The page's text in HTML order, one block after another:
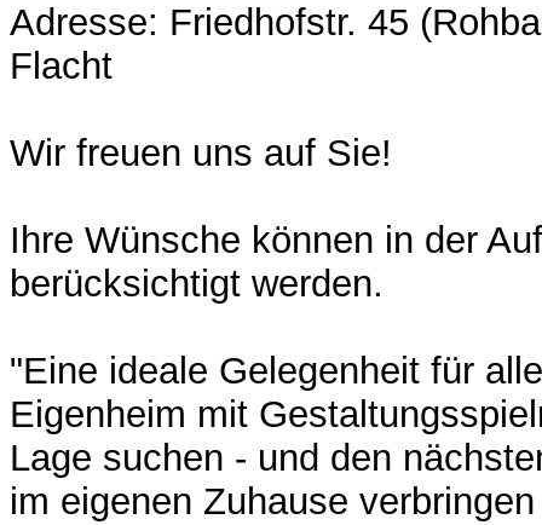
Adresse: Friedhofstr. 45
Flacht
Wir freuen uns auf Sie!
Ihre Wünsche können in der
berücksichtigt werden.
"Eine ideale Gelegenheit für
Eigenheim mit
Lage suchen - und den
im eigenen Zuhause